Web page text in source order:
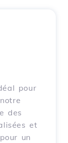
pour
des
et
un